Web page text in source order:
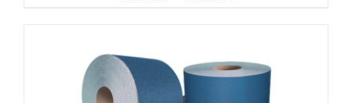
do
113,86 zł